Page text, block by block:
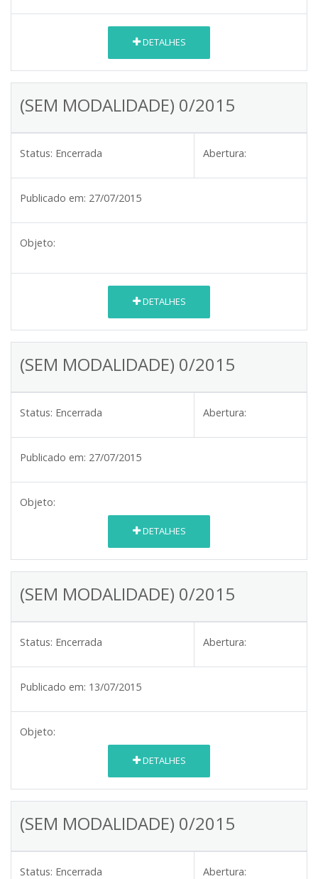
DETALHES
(SEM MODALIDADE) 0/2015
Status: Encerrada Abertura:
Publicado em: 27/07/2015
Objeto:
DETALHES
(SEM MODALIDADE) 0/2015
Status: Encerrada Abertura:
Publicado em: 27/07/2015
Objeto:
DETALHES
(SEM MODALIDADE) 0/2015
Status: Encerrada Abertura:
Publicado em: 13/07/2015
Objeto:
DETALHES
(SEM MODALIDADE) 0/2015
Status: Encerrada Abertura: